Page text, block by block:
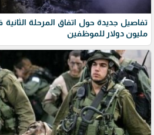
مليون دولار للموظفين